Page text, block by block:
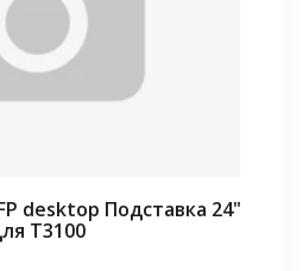
desktop Подставка 24"
T3100